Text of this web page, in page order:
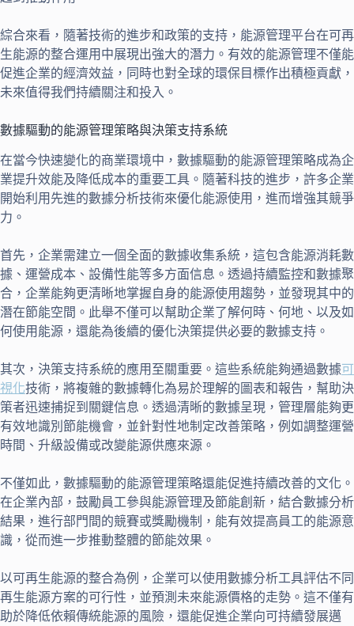
綜合來看，隨著技術的進步和政策的支持，能源管理平台在可再
生能源的整合運用中展現出強大的潛力。有效的能源管理不僅能
促進企業的經濟效益，同時也對全球的環保目標作出積極貢獻，
未來值得我們持續關注和投入。
數據驅動的能源管理策略與決策支持系統
在當今快速變化的商業環境中，數據驅動的能源管理策略成為企
業提升效能及降低成本的重要工具。隨著科技的進步，許多企業
開始利用先進的數據分析技術來優化能源使用，進而增強其競爭
力。
首先，企業需建立一個全面的數據收集系統，這包含能源消耗數
據、運營成本、設備性能等多方面信息。透過持續監控和數據聚
合，企業能夠更清晰地掌握自身的能源使用趨勢，並發現其中的
潛在節能空間。此舉不僅可以幫助企業了解何時、何地、以及如
何使用能源，還能為後續的優化決策提供必要的數據支持。
其次，決策支持系統的應用至關重要。這些系統能夠通過數據可
視化技術，將複雜的數據轉化為易於理解的圖表和報告，幫助決
策者迅速捕捉到關鍵信息。透過清晰的數據呈現，管理層能夠更
有效地識別節能機會，並針對性地制定改善策略，例如調整運營
時間、升級設備或改變能源供應來源。
不僅如此，數據驅動的能源管理策略還能促進持續改善的文化。
在企業內部，鼓勵員工參與能源管理及節能創新，結合數據分析
結果，進行部門間的競賽或獎勵機制，能有效提高員工的能源意
識，從而進一步推動整體的節能效果。
以可再生能源的整合為例，企業可以使用數據分析工具評估不同
再生能源方案的可行性，並預測未來能源價格的走勢。這不僅有
助於降低依賴傳統能源的風險，還能促進企業向可持續發展邁